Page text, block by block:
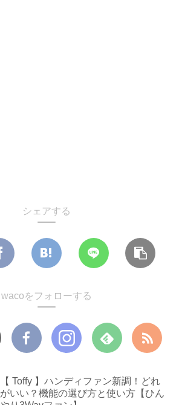
シェアする
wacoをフォローする
【 Toffy 】ハンディファン新調！どれ
がいい？機能の選び方と使い方【ひん